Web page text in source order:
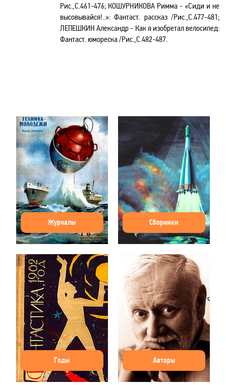
Рис.,С.461-476; КОШУРНИКОВА Римма - «Сиди и не
высовывайся!..»: Фантаст. рассказ /Рис.,С.477-481;
ЛЕПЕШКИН Александр - Как я изобретал велосипед:
Фантаст. юмореска /Рис.,С.482-487.
Журналы Сборники
Годы Авторы